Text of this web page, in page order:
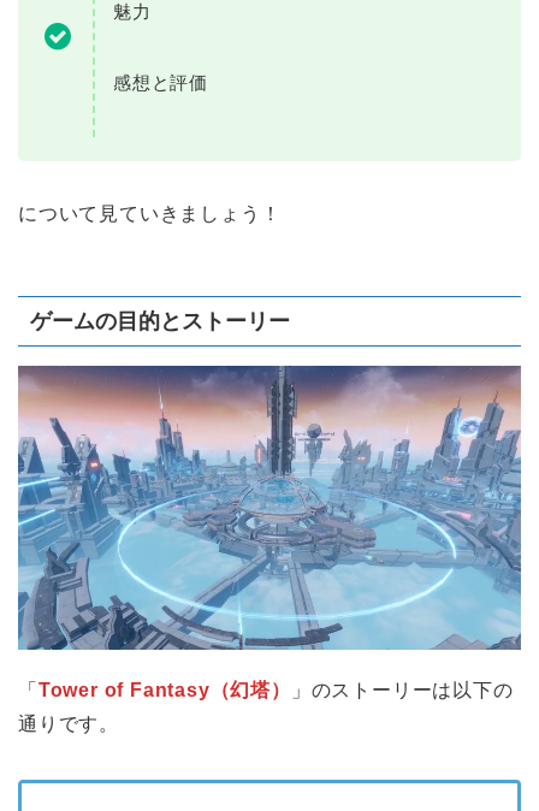
魅力
感想と評価
について見ていきましょう！
ゲームの目的とストーリー
「 Tower of Fantasy（幻塔）
」のストーリーは以下の
通りです。